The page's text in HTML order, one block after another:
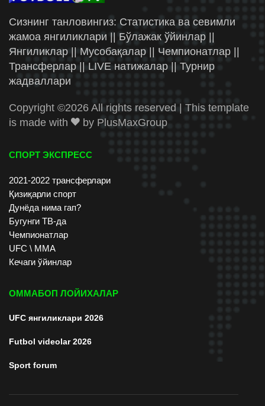
Сизнинг танловингиз: Статистика ва севимли
жамоа янгиликлари || Бўлажак ўйинлар ||
Янгиликлар || Мусобақалар || Чемпионатлар ||
Трансферлар || LIVE натижалар || Турнир
жадваллари
Copyright ©2026 All rights reserved | This template
is made with
by PlusMaxGroup
СПОРТ ЭКСПРЕСС
2021-2022 трансферлари
Қизиқарли спорт
Дунёда нима гап?
Бугунги ТВ-да
Чемпионатлар
UFC \ ММА
Кечаги ўйинлар
ОММАБОП ЛОЙИХАЛАР
UFC янгиликлари 2026
Futbol videolar 2026
Sport forum